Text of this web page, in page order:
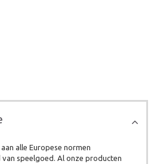
alle Europese normen
speelgoed. Al onze producten